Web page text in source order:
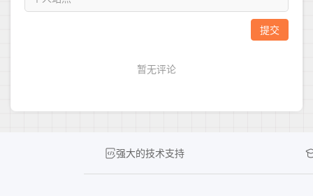
强大的技术支持